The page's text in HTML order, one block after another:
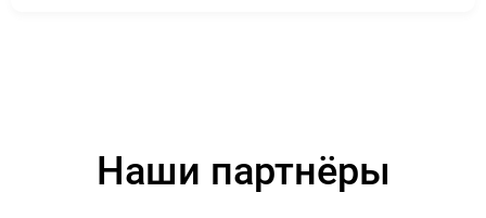
Наши партнёры